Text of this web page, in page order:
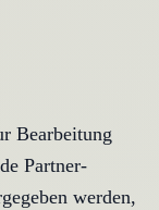
Bearbeitung
Partner-
werden,